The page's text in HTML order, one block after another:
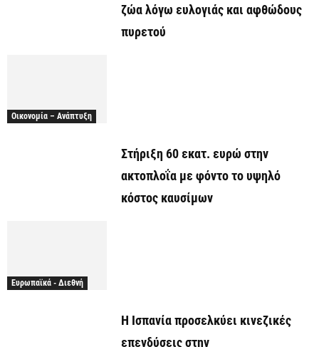
ζώα λόγω ευλογιάς και αφθώδους
πυρετού
Οικονομία – Ανάπτυξη
Στήριξη 60 εκατ. ευρώ στην
ακτοπλοΐα με φόντο το υψηλό
κόστος καυσίμων
Ευρωπαϊκά - Διεθνή
Η Ισπανία προσελκύει κινεζικές
επενδύσεις στην